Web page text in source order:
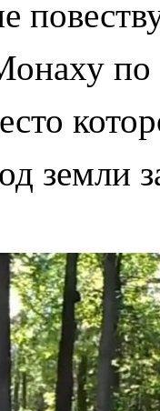
по
земли